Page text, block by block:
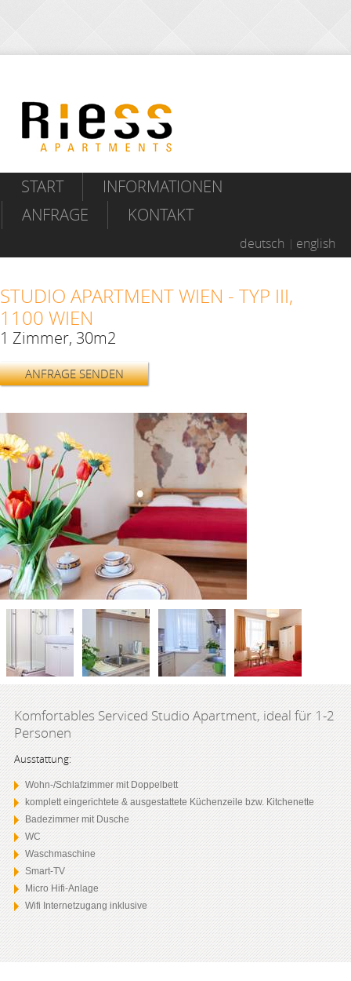
START
INFORMATIONEN
ANFRAGE
KONTAKT
deutsch english
STUDIO APARTMENT WIEN - TYP III,
1100 WIEN
1 Zimmer, 30m2
ANFRAGE SENDEN
Komfortables Serviced Studio Apartment, ideal für 1-2
Personen
Ausstattung:
Wohn-/Schlafzimmer mit Doppelbett
komplett eingerichtete & ausgestattete Küchenzeile bzw. Kitchenette
Badezimmer mit Dusche
WC
Waschmaschine
Smart-TV
Micro Hifi-Anlage
Wifi Internetzugang inklusive